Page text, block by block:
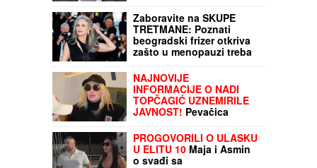
(86)
Zaboravite na SKUPE
TRETMANE: Poznati
beogradski frizer otkriva
zašto u menopauzi treba
PREPARAT na kosu
NAJNOVIJE
INFORMACIJE O NADI
TOPČAGIĆ UZNEMIRILE
JAVNOST! Pevačica
MESTU: JAKO SE
PLAŠIM...
PROGOVORILI O ULASKU
U ELITU 10 Maja i Asmin
o svađi sa